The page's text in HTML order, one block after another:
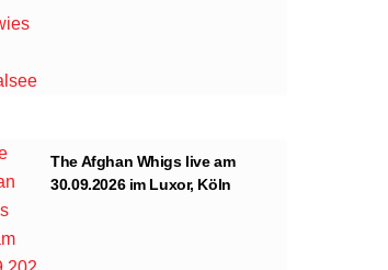
The Afghan Whigs live am
30.09.2026 im Luxor, Köln